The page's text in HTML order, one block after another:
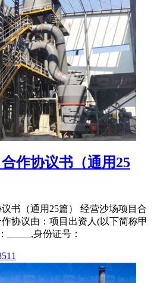
作协议书（通用25
书（通用25篇） 经营沙场项目合
协议由：项目出资人(以下简称甲
_____,身份证号：